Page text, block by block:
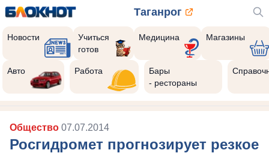
Таганрог
Новости
Учиться
готов
Медицина Магазины
Авто Работа
Бары
- рестораны
Общество 07.07.2014
Росгидромет прогнозирует резкое